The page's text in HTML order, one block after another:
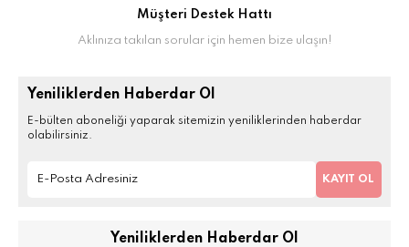
Müşteri Destek Hattı
Aklınıza takılan sorular için hemen bize ulaşın!
Yeniliklerden Haberdar Ol
E-bülten aboneliği yaparak sitemizin yeniliklerinden haberdar
olabilirsiniz.
KAYIT OL
Yeniliklerden Haberdar Ol